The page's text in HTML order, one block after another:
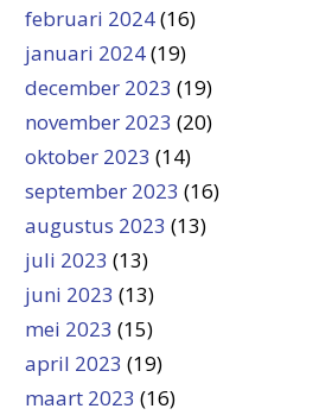
februari 2024(16)
januari 2024(19)
december 2023 (19)
november 2023 (20)
oktober 2023 (14)
september 2023 (16)
augustus 2023 (13)
juli 2023 (13)
juni 2023 (13)
mei 2023 (15)
april 2023 (19)
maart 2023 (16)